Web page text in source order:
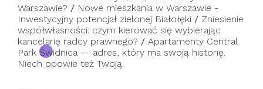
Warszawie? / Nowe mieszkania w Warszawie -
Inwestycyjny potencjał zielonej Białołęki / Zniesienie
współwłasności: czym kierować się wybierając
kancelarię radcy prawnego? / Apartamenty Central
Park Świdnica — adres, który ma swoją historię.
Niech opowie też Twoją.